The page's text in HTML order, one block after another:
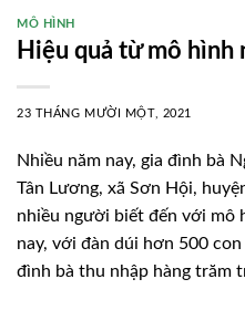
MÔ HÌNH
Hiệu quả từ mô hình
23 THÁNG MƯỜI MỘT, 2021
Nhiều năm nay, gia đình bà
Tân Lương, xã Sơn Hội,
nhiều người biết đến với mô
nay, với đàn dúi hơn 500
đình bà thu nhập hàng trăm